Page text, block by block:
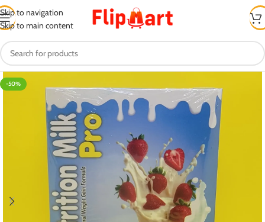
Skip to navigation
Skip to main content
-50%